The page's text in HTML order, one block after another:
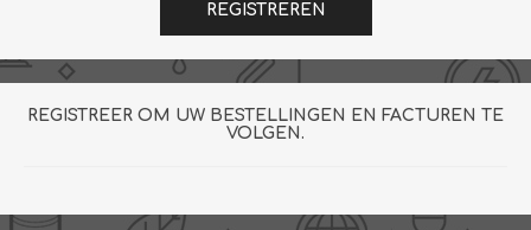
REGISTREREN
REGISTREER OM UW BESTELLINGEN EN FACTUREN TE
VOLGEN.